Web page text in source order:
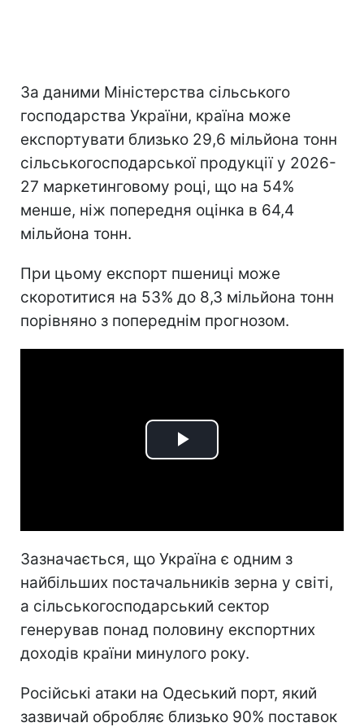
За даними Міністерства сільського
господарства України, країна може
експортувати близько 29,6 мільйона тонн
сільськогосподарської продукції у 2026-
27 маркетинговому році, що на 54%
менше, ніж попередня оцінка в 64,4
мільйона тонн.
При цьому експорт пшениці може
скоротитися на 53% до 8,3 мільйона тонн
порівняно з попереднім прогнозом.
Play
Зазначається, що Україна є одним з
найбільших постачальників зерна у світі,
а сільськогосподарський сектор
генерував понад половину експортних
доходів країни минулого року.
Російські атаки на Одеський порт, який
зазвичай обробляє близько 90% поставок